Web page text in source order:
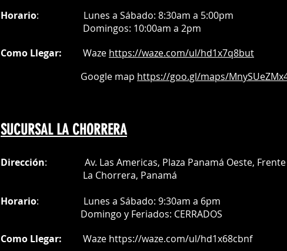
Horario: Lunes a Sábado: 8:30am a 5:00pm
Domingos: 10:00am a 2pm
Como Llegar: Waze https://waze.com/ul/hd1x7q8but
Google map https://goo.gl/maps/
SUCURSAL LA CHORRERA
Dirección: Av. Las Americas, Plaza Panamá Oeste, Frente
La Chorrera, Panamá
Horario: Lunes a Sábado: 9:30am a 6pm
Domingo y Feriados: CERRADOS
Como Llegar: Waze https://waze.com/ul/hd1x68cbnf